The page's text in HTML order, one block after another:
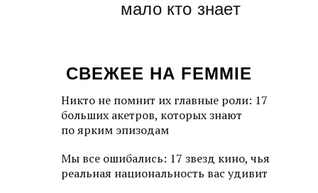
мало кто знает
СВЕЖЕЕ НА FEMMIE
Никто не помнит их главные роли: 17
больших акетров, которых знают
по ярким эпизодам
Мы все ошибались: 17 звезд кино, чья
реальная национальность вас удивит